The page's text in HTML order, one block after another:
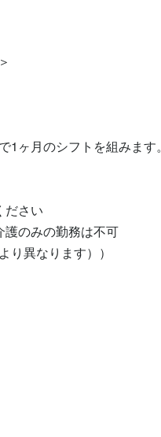
ヶ月のシフトを組みます。
ださい
のみの勤務は不可
り異なります））